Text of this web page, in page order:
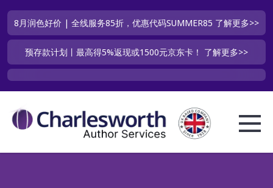
8月润色好价 | 全线服务85折，优惠代码SUMMER85 了解更多>>
预存款计划丨最高得5%返现或1500元京东卡！ 了解更多>>